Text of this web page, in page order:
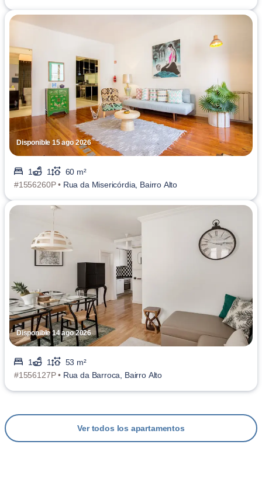
Disponible 15 ago 2026
1 1
60 m²
#1556260P • Rua da Misericórdia, Bairro Alto
Disponible 14 ago 2026
1 1
53 m²
#1556127P • Rua da Barroca, Bairro Alto
Ver todos los apartamentos